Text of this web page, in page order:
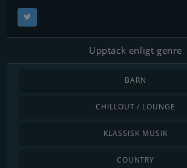
Upptäck enligt genre
BARN
CHILLOUT / LOUNGE
KLASSISK MUSIK
COUNTRY